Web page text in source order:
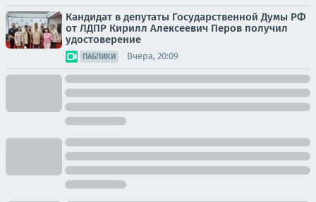
Кандидат в депутаты Государственной Думы РФ
от ЛДПР Кирилл Алексеевич Перов получил
удостоверение
ПАБЛИКИ Вчера, 20:09